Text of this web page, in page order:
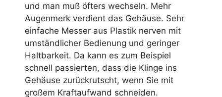
und man muß öfters wechseln. Mehr
Augenmerk verdient das Gehäuse. Sehr
einfache Messer aus Plastik nerven mit
umständlicher Bedienung und geringer
Haltbarkeit. Da kann es zum Beispiel
schnell passierten, dass die Klinge ins
Gehäuse zurückrutscht, wenn Sie mit
großem Kraftaufwand schneiden.